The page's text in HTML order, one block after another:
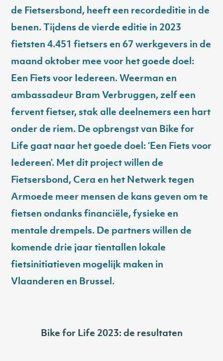
de Fietsersbond, heeft een recordeditie in de
benen. Tijdens de vierde editie in 2023
fietsten 4.451 fietsers en 67 werkgevers in de
maand oktober mee voor het goede doel:
Een Fiets voor Iedereen. Weerman en
ambassadeur Bram Verbruggen, zelf een
fervent fietser, stak alle deelnemers een hart
onder de riem. De opbrengst van Bike for
Life gaat naar het goede doel: ‘Een Fiets voor
Iedereen’. Met dit project willen de
Fietsersbond, Cera en het Netwerk tegen
Armoede meer mensen de kans geven om te
fietsen ondanks financiële, fysieke en
mentale drempels. De partners willen de
komende drie jaar tientallen lokale
fietsinitiatieven mogelijk maken in
Vlaanderen en Brussel.
Bike for Life 2023: de resultaten